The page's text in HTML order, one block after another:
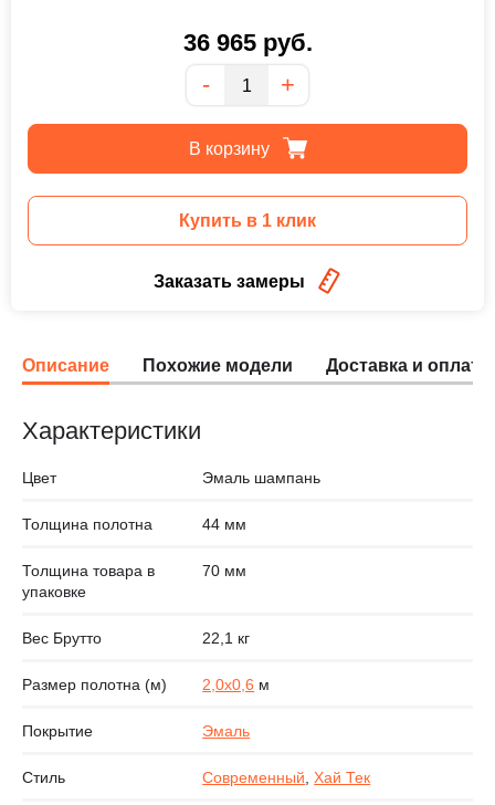
36 965руб.
Количество
- +
В корзину
Купить в 1 клик
Заказать замеры
Описание Похожие модели Доставка и оплата
Характеристики
Цвет Эмаль шампань
Толщина полотна 44 мм
Толщина товара в
упаковке
70 мм
Вес Брутто 22,1 кг
Размер полотна (м) 2,0х0,6 м
Покрытие Эмаль
Стиль Современный,Хай Тек